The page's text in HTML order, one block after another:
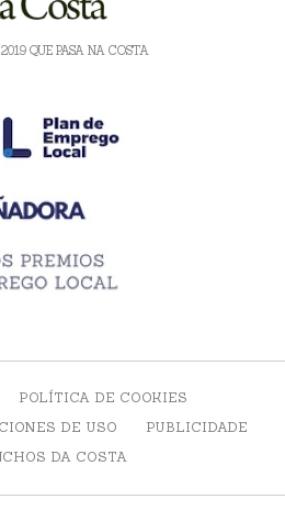
QUE PASA NA COSTA
POLÍTICA DE COOKIES
DE USO
PUBLICIDADE
DA COSTA